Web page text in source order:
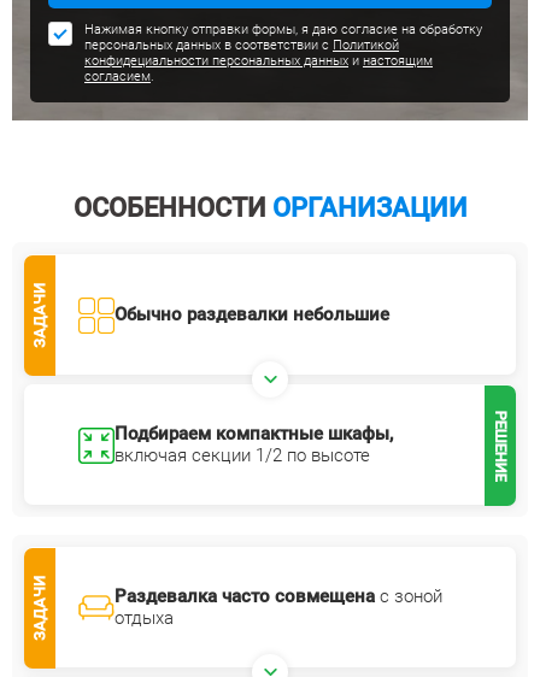
Нажимая кнопку отправки формы, я даю согласие на обработку
персональных данных в соответствии с Политикой
конфидециальности персональных данных и настоящим
согласием.
ОСОБЕННОСТИ ОРГАНИЗАЦИИ
ЗАДАЧИ Обычно раздевалки небольшие
РЕШЕНИЕ
Подбираем компактные шкафы,
включая секции 1/2 по высоте
ЗАДАЧИ Раздевалка часто совмещена с зоной
отдыха